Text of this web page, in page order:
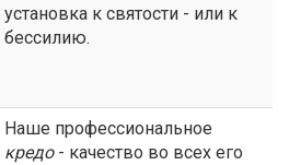
установка к святости - или к
бессилию.
Наше профессиональное
кредо- качество во всех его